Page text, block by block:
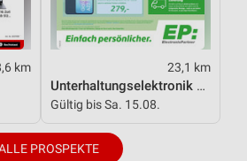
km 23,1 km
Unterhaltungselektronik 08/2026
Gültig bis Sa. 15.08.
PROSPEKTE